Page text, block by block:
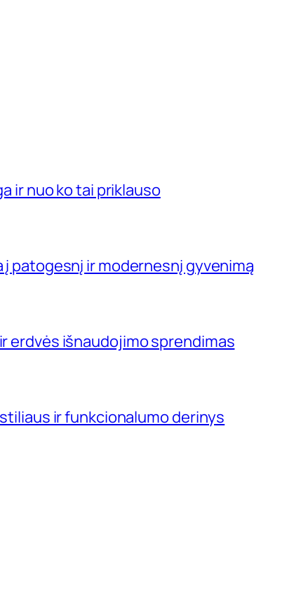
ir nuo ko tai priklauso
patogesnį ir modernesnį gyvenimą
erdvės išnaudojimo sprendimas
ir funkcionalumo derinys